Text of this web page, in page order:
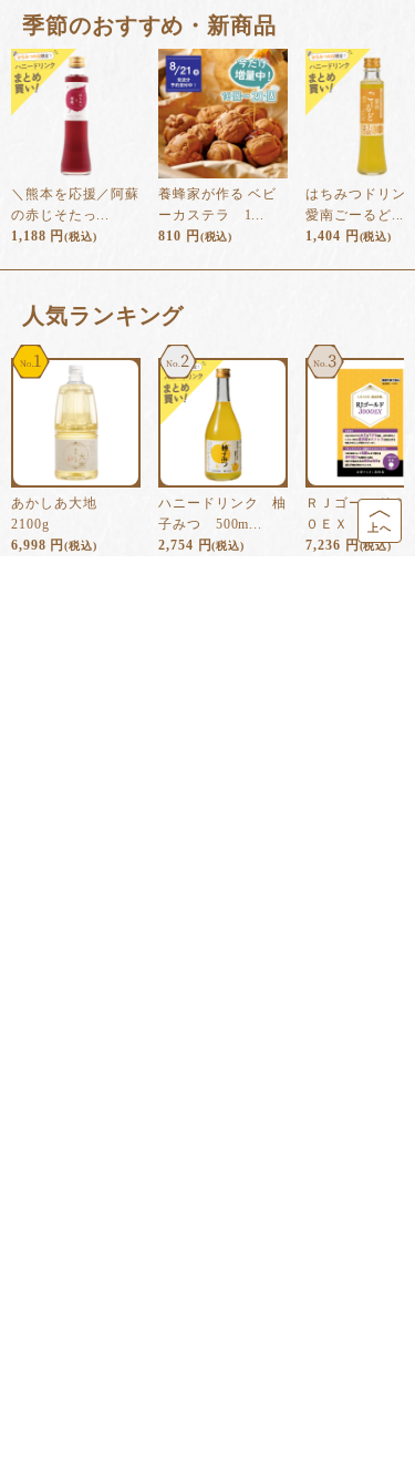
季節のおすすめ・新商品
＼熊本を応援／阿蘇
の赤じそたっ...
1,188 円(税込)
養蜂家が作る ベビ
ーカステラ 1...
810 円(税込)
はちみつドリン
愛南ごーるど...
1,404 円(税込)
⼈気ランキング
あかしあ大地
2100g
6,998 円(税込)
ハニードリンク 柚
子みつ 500m...
2,754 円(税込)
ＲＪゴールド３
０ＥＸ １８...
7,236 円(税込)
上へ